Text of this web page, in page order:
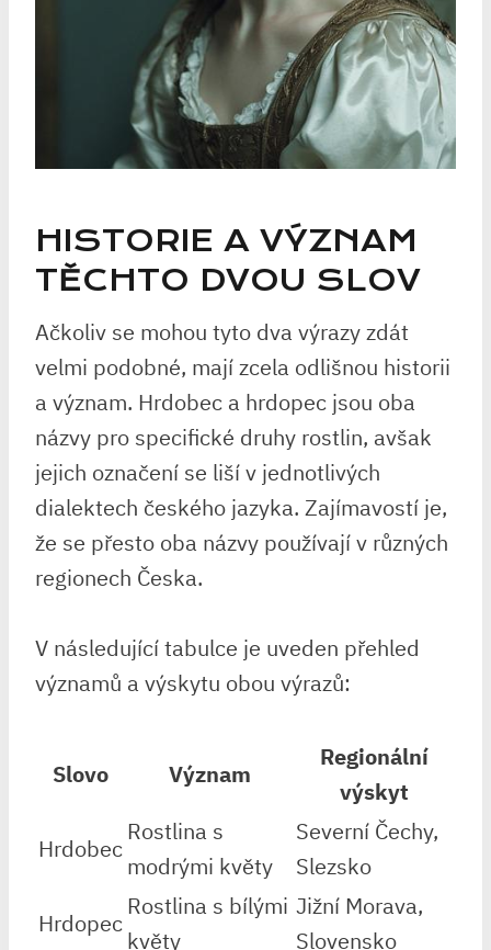
HISTORIE A ‌VÝZNAM
TĚCHTO DVOU SLOV
Ačkoliv se ‌mohou ‌tyto dva výrazy zdát
velmi podobné, mají zcela odlišnou historii
a význam. ​Hrdobec a hrdopec jsou oba‍
názvy pro specifické druhy ⁤rostlin, avšak
jejich⁤ označení ⁣se liší⁤ v jednotlivých
dialektech českého⁣ jazyka. Zajímavostí je,⁣
že se ⁣přesto oba názvy používají v různých
regionech ⁣Česka.
V ⁢následující tabulce je uveden přehled
významů a výskytu ⁢obou ‍výrazů:
Slovo Význam
Regionální
‍výskyt
Hrdobec
Rostlina s
modrými​ květy
Severní ​Čechy,
Slezsko
Hrdopec
Rostlina ​s bílými⁣
květy
Jižní Morava,
Slovensko